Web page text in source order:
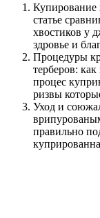
Купирование
статье
хвостиков у
здровье и
Процедуры
терберов: как
процес
ризвы
Уход и
правильно